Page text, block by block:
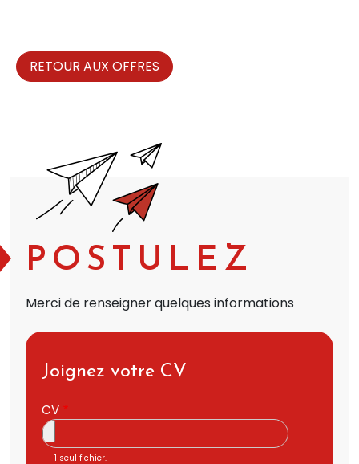
RETOUR AUX OFFRES
POSTULEZ
Merci de renseigner quelques informations
Joignez votre CV
CV
1 seul fichier.